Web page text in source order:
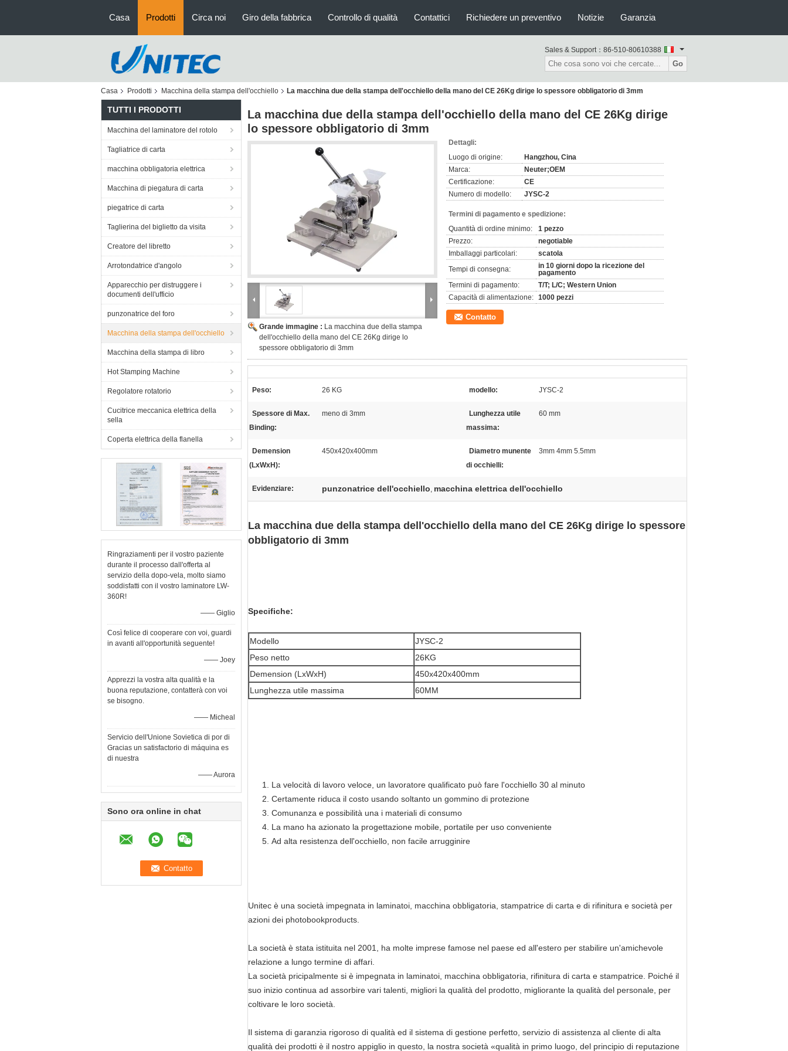
Casa Prodotti Circa noi Giro della fabbrica Controllo di qualità Contattici Richiedere un preventivo Notizie Garanzia
Sales & Support： 86-510-80610388
Go
Casa Prodotti Macchina della stampa dell'occhiello La macchina due della stampa dell'occhiello della mano del CE 26Kg dirige lo spessore obbligatorio di 3mm
TUTTI I PRODOTTI
Macchina del laminatore del rotolo
Tagliatrice di carta
macchina obbligatoria elettrica
Macchina di piegatura di carta
piegatrice di carta
Taglierina del biglietto da visita
Creatore del libretto
Arrotondatrice d'angolo
Apparecchio per distruggere i
documenti dell'ufficio
punzonatrice del foro
Macchina della stampa dell'occhiello
Macchina della stampa di libro
Hot Stamping Machine
Regolatore rotatorio
Cucitrice meccanica elettrica della
sella
Coperta elettrica della flanella
Ringraziamenti per il vostro paziente
durante il processo dall'offerta al
servizio della dopo-vela, molto siamo
soddisfatti con il vostro laminatore LW-
360R!
—— Giglio
Così felice di cooperare con voi, guardi
in avanti all'opportunità seguente!
—— Joey
Apprezzi la vostra alta qualità e la
buona reputazione, contatterà con voi
se bisogno.
—— Micheal
Servicio dell'Unione Sovietica di por di
Gracias un satisfactorio di máquina es
di nuestra
—— Aurora
Sono ora online in chat
La macchina due della stampa dell'occhiello della mano del CE 26Kg dirige
lo spessore obbligatorio di 3mm
Grande immagine : La macchina due della stampa
dell'occhiello della mano del CE 26Kg dirige lo
spessore obbligatorio di 3mm
Dettagli:
Luogo di origine:
Hangzhou, Cina
Marca:
Neuter;OEM
Certificazione:
CE
Numero di modello:
JYSC-2
Termini di pagamento e spedizione:
Quantità di ordine minimo:
1 pezzo
Prezzo:
negotiable
Imballaggi particolari:
scatola
Tempi di consegna:
in 10 giorni dopo la ricezione del
pagamento
Termini di pagamento:
T/T; L/C; Western Union
Capacità di alimentazione: 1000 pezzi
Contatto
Peso: 26 KG modello: JYSC-2
Spessore di Max.
Binding:
meno di 3mm
Lunghezza utile
massima:
60 mm
Demension
(LxWxH):
450x420x400mm
Diametro munente
di occhielli:
3mm 4mm 5.5mm
Evidenziare: punzonatrice dell'occhiello, macchina elettrica dell'occhiello
La macchina due della stampa dell'occhiello della mano del CE 26Kg dirige lo spessore
obbligatorio di 3mm
Specifiche:
Modello
JYSC-2
Peso netto
26KG
Demension (LxWxH)
450x420x400mm
Lunghezza utile massima
60MM
La velocità di lavoro veloce, un lavoratore qualificato può fare l'occhiello 30 al minuto
Certamente riduca il costo usando soltanto un gommino di protezione
Comunanza e possibilità una i materiali di consumo
La mano ha azionato la progettazione mobile, portatile per uso conveniente
Ad alta resistenza dell'occhiello, non facile arrugginire
Unitec è una società impegnata in laminatoi, macchina obbligatoria, stampatrice di carta e di rifinitura e società per
azioni dei photobookproducts.
La società è stata istituita nel 2001, ha molte imprese famose nel paese ed all'estero per stabilire un'amichevole
relazione a lungo termine di affari.
La società pricipalmente si è impegnata in laminatoi, macchina obbligatoria, rifinitura di carta e stampatrice. Poiché il
suo inizio continua ad assorbire vari talenti, migliori la qualità del prodotto, migliorante la qualità del personale, per
coltivare le loro società.
Il sistema di garanzia rigoroso di qualità ed il sistema di gestione perfetto, servizio di assistenza al cliente di alta
qualità dei prodotti è il nostro appiglio in questo, la nostra società «qualità in primo luogo, del principio di reputazione